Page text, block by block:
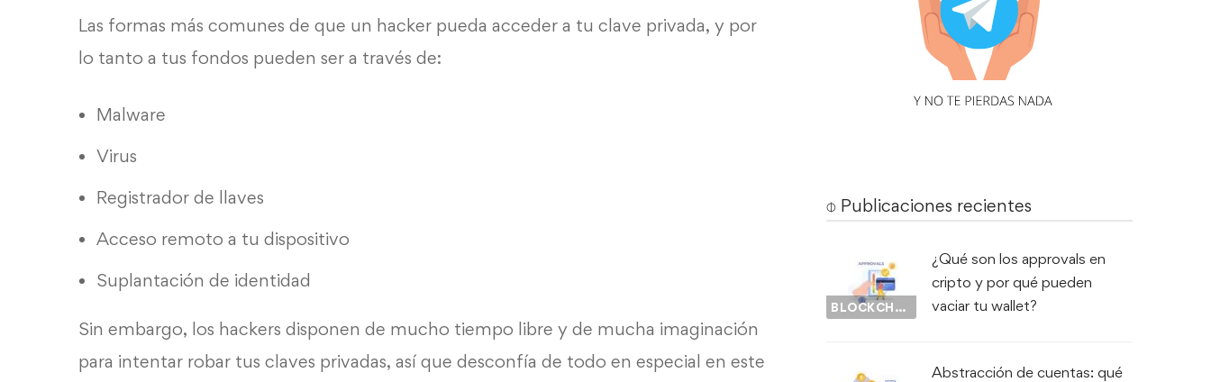
Las formas más comunes de que un hacker pueda acceder a tu clave privada, y por
lo tanto a tus fondos pueden ser a través de:
Malware
Virus
Registrador de llaves
Acceso remoto a tu dispositivo
Suplantación de identidad
Sin embargo, los hackers disponen de mucho tiempo libre y de mucha imaginación
para intentar robar tus claves privadas, así que desconfía de todo en especial en este
⌽ Publicaciones recientes
BLOCKCHAIN
¿Qué son los approvals en
cripto y por qué pueden
vaciar tu wallet?
Abstracción de cuentas: qué